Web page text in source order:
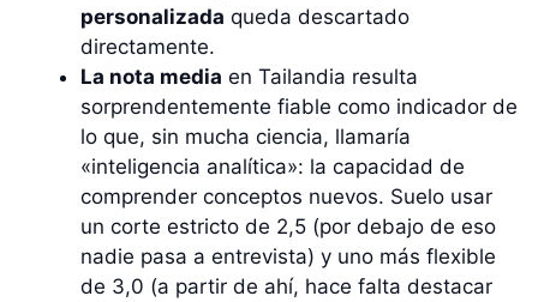
personalizada queda descartado
directamente.
La nota media en Tailandia resulta
sorprendentemente fiable como indicador de
lo que, sin mucha ciencia, llamaría
«inteligencia analítica»: la capacidad de
comprender conceptos nuevos. Suelo usar
un corte estricto de 2,5 (por debajo de eso
nadie pasa a entrevista) y uno más flexible
de 3,0 (a partir de ahí, hace falta destacar